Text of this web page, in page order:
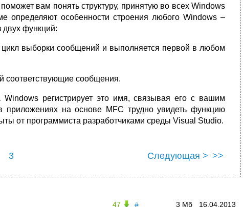
вам понять структуру, принятую во всех Windows
определяют особенности строения любого Windows –
функций:
выборки сообщений и выполняется первой в любом
соответствующие сообщения.
регистрирует это имя, связывая его с вашим
приложениях на основе MFC трудно увидеть функцию
от программиста разработчиками среды Visual Studio.
3 Следующая > >>
# 16.04.2013
3 Мб
47